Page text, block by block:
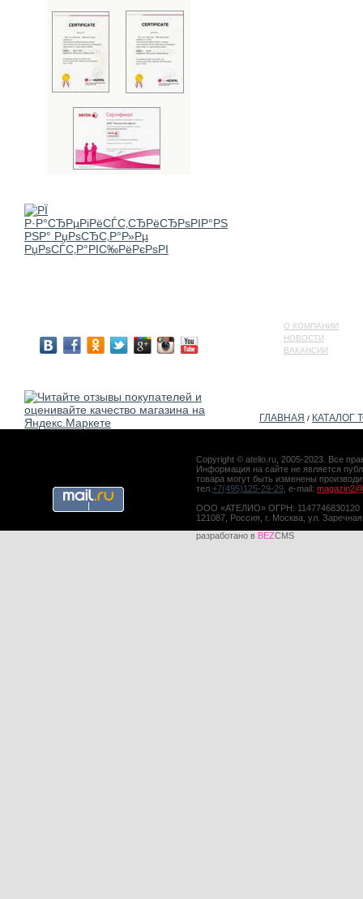
О КОМПАНИИ
НОВОСТИ
ВАКАНСИИ
ГЛАВНАЯ / КАТАЛОГ
Copyright © atelio.ru, 2005-2023. Все
Информация на сайте не является
товара могут быть изменены
тел. +7(495)125-29-29 , e-mail:
ООО «АТЕЛИО» ОГРН: 1147746830120
121087, Россия, г. Москва, ул.
разработано в BEZCMS